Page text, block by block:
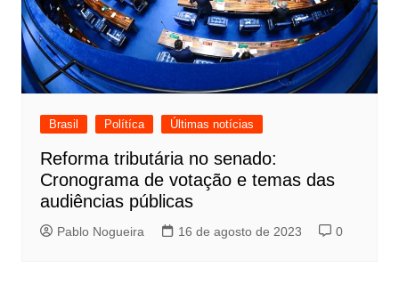
Brasil Polítíca Últimas notícias
Reforma tributária no senado:
Cronograma de votação e temas das
audiências públicas
Pablo Nogueira 16 de agosto de 2023 0